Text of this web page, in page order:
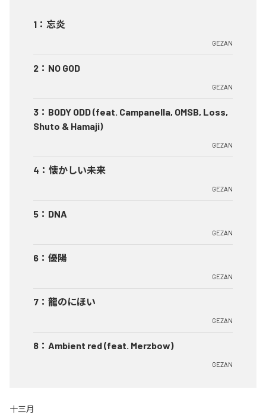
1 ： 忘炎
GEZAN
2 ： NO GOD
GEZAN
3 ： BODY ODD (feat. Campanella, OMSB, Loss,
Shuto & Hamaji)
GEZAN
4 ： 懐かしい未来
GEZAN
5 ： DNA
GEZAN
6 ： 優陽
GEZAN
7 ： 龍のにほい
GEZAN
8 ： Ambient red (feat. Merzbow)
GEZAN
十三月